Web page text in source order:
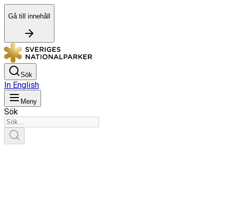
Gå till innehåll
Sök
In English
Meny
Sök